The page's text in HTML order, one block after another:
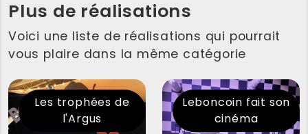
Plus de réalisations
Voici une liste de réalisations qui pourrait
vous plaire dans la même catégorie
Les trophées de
l'Argus
Leboncoin fait son
cinéma